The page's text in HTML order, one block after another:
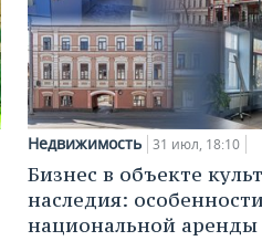
Недвижимость 31 июл, 18:10
Бизнес в объекте
наследия:
национальной аренды